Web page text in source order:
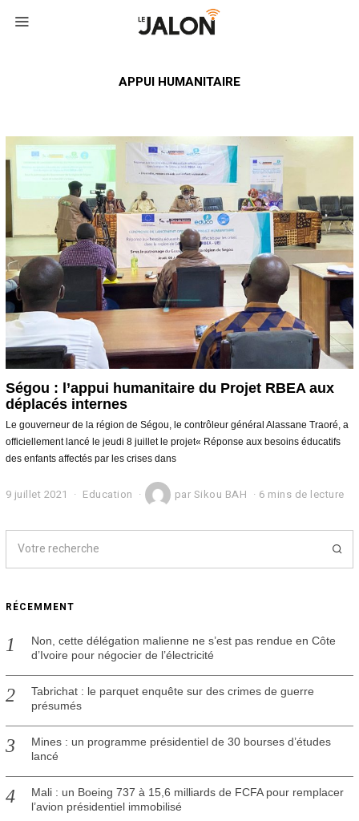
APPUI HUMANITAIRE
Ségou : l’appui humanitaire du Projet RBEA aux
déplacés internes
Le gouverneur de la région de Ségou, le contrôleur général Alassane Traoré, a
officiellement lancé le jeudi 8 juillet le projet« Réponse aux besoins éducatifs
des enfants affectés par les crises dans
9 juillet 2021
l
l
2
2
1
Education par Sikou BAH 6 mins de lecture
RÉCEMMENT
Non, cette délégation malienne ne s’est pas rendue en Côte
d’Ivoire pour négocier de l’électricité
Tabrichat : le parquet enquête sur des crimes de guerre
présumés
Mines : un programme présidentiel de 30 bourses d’études
lancé
Mali : un Boeing 737 à 15,6 milliards de FCFA pour remplacer
l’avion présidentiel immobilisé